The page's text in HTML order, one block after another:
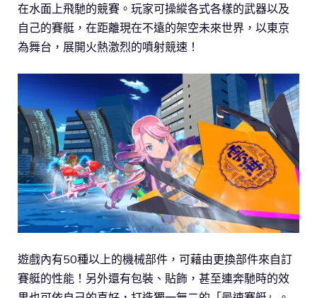
在水面上飛馳的競賽。玩家可操縱各式各樣的武器以及
自己的賽艇，在距離現在不遠的架空未來世界，以東京
為舞台，展開火熱激烈的噴射競速！
遊戲內有50種以上的機械部件，可藉由更換部件來自訂
賽艇的性能！另外還有包裝、貼飾，甚至連奔馳時的效